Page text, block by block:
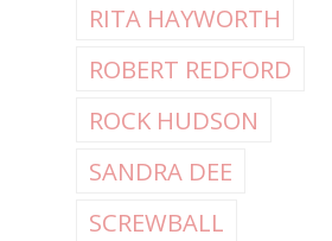
RITA HAYWORTH
ROBERT REDFORD
ROCK HUDSON
SANDRA DEE
SCREWBALL